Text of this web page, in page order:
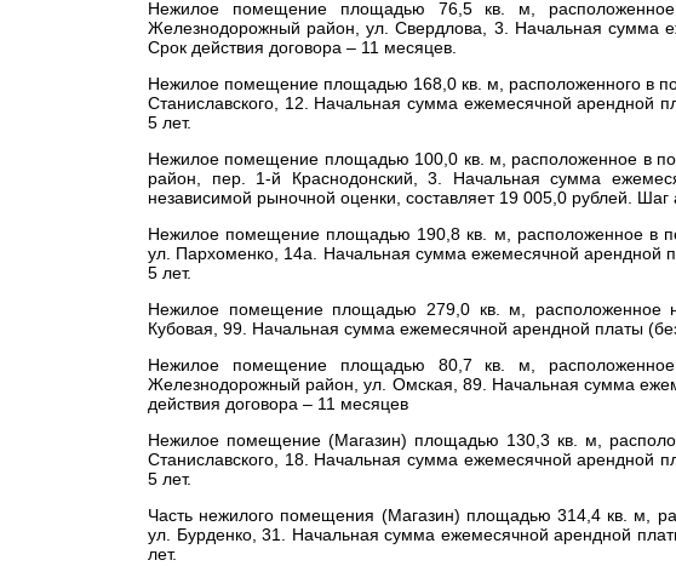
Нежилое помещение площадью 76,5 кв. м,
Железнодорожный район, ул. Свердлова, 3. Начальная сумма
Срок действия договора – 11 месяцев.
Нежилое помещение площадью 168,0 кв. м, расположенного в
Станиславского, 12. Начальная сумма ежемесячной арендной
5 лет.
Нежилое помещение площадью 100,0 кв. м, расположенное в
район, пер. 1-й Краснодонский, 3. Начальная сумма
независимой рыночной оценки, составляет 19 005,0 рублей. Шаг
Нежилое помещение площадью 190,8 кв. м, расположенное в
ул. Пархоменко, 14а. Начальная сумма ежемесячной арендной
5 лет.
Нежилое помещение площадью 279,0 кв. м, расположенное
Кубовая, 99. Начальная сумма ежемесячной арендной платы
Нежилое помещение площадью 80,7 кв. м,
Железнодорожный район, ул. Омская, 89. Начальная сумма
действия договора – 11 месяцев
Нежилое помещение (Магазин) площадью 130,3 кв. м,
Станиславского, 18. Начальная сумма ежемесячной арендной
5 лет.
Часть нежилого помещения (Магазин) площадью 314,4 кв. м,
ул. Бурденко, 31. Начальная сумма ежемесячной арендной
лет.